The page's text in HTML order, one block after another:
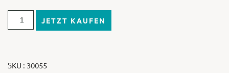
JETZT KAUFEN
SKU : 30055